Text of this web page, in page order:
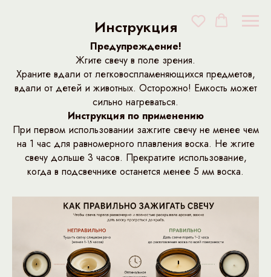
Инструкция
Предупреждение!
Жгите свечу в поле зрения.
Храните вдали от легковоспламеняющихся предметов,
вдали от детей и животных. Осторожно! Емкость может
сильно нагреваться.
Инструкция по применению
При первом использовании зажгите свечу не менее чем
на 1 час для равномерного плавления воска. Не жгите
свечу дольше 3 часов. Прекратите использование,
когда в подсвечнике останется менее 5 мм воска.